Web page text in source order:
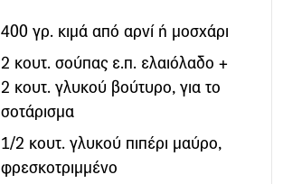
400 γρ. κιμά από αρνί ή μοσχάρι
2 κουτ. σούπας ε.π. ελαιόλαδο +
2 κουτ. γλυκού βούτυρο, για το
σοτάρισμα
1/2 κουτ. γλυκού πιπέρι μαύρο,
φρεσκοτριμμένο